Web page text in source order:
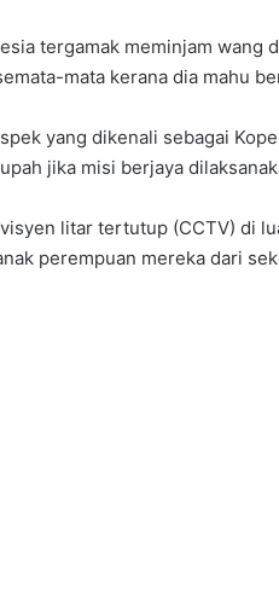
tergamak meminjam wang
mata kerana dia mahu
yang dikenali sebagai
jika misi berjaya
litar tertutup (CCTV) di
perempuan mereka dari